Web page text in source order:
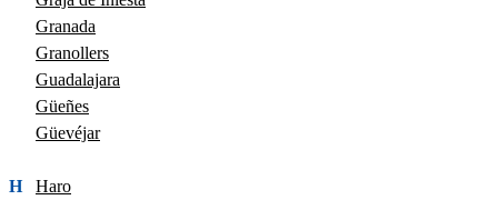
Granada
Granollers
Guadalajara
Güeñes
Güevéjar
H
Haro